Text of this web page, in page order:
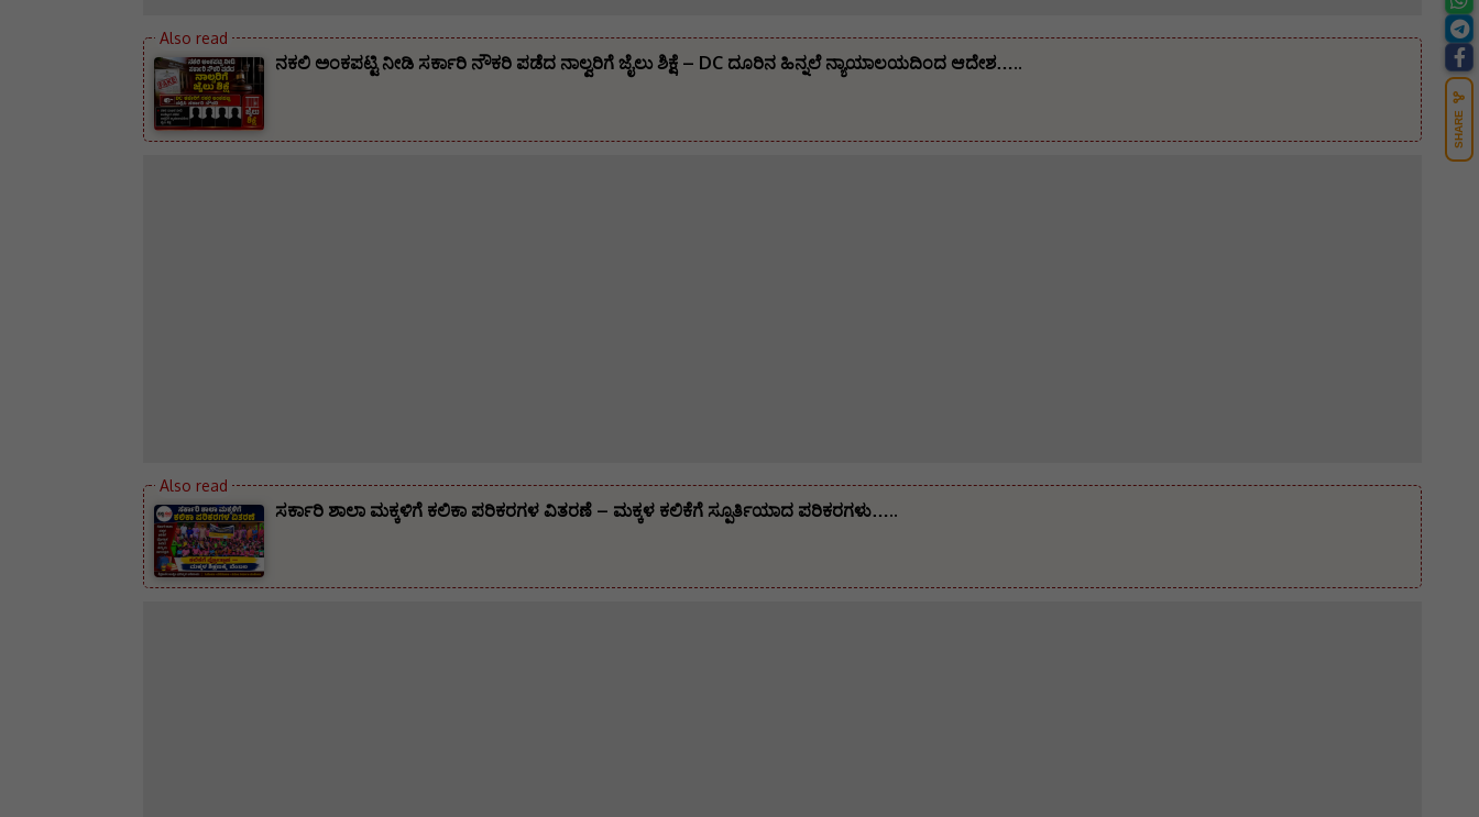
ನಕಲಿ ಅಂಕಪಟ್ಟಿ ನೀಡಿ ಸರ್ಕಾರಿ ನೌಕರಿ ಪಡೆದ ನಾಲ್ವರಿಗೆ ಜೈಲು ಶಿಕ್ಷೆ – DC ದೂರಿನ ಹಿನ್ನಲೆ ನ್ಯಾಯಾಲಯದಿಂದ ಆದೇಶ…..
ಸರ್ಕಾರಿ ಶಾಲಾ ಮಕ್ಕಳಿಗೆ ಕಲಿಕಾ ಪರಿಕರಗಳ ವಿತರಣೆ – ಮಕ್ಕಳ ಕಲಿಕೆಗೆ ಸ್ಪೂರ್ತಿಯಾದ ಪರಿಕರಗಳು…..
SHARE